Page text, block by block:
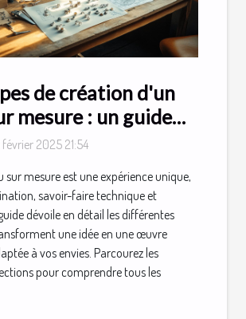
de création d'un
mesure : un guide
2025 21:54
sur mesure est une expérience unique,
savoir-faire technique et
dévoile en détail les différentes
une idée en une œuvre
à vos envies. Parcourez les
pour comprendre tous les